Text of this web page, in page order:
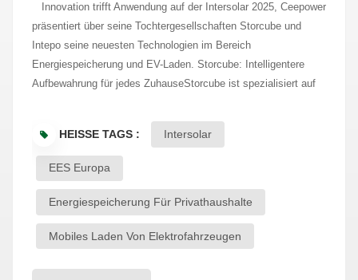
Innovation trifft Anwendung auf der Intersolar 2025, Ceepower
präsentiert über seine Tochtergesellschaften Storcube und
Intepo seine neuesten Technologien im Bereich
Energiespeicherung und EV-Laden. Storcube: Intelligentere
Aufbewahrung für jedes ZuhauseStorcube ist spezialisiert auf
realen Bedarf konzipiert sind:AC Home Storage Systems,
stapelbar und modular, ideal für Balkon- oder
Garteninstallationen mit mehreren KapazitätsoptionenTragbare
Power Stations für den Außen- und mobilen Einsatz, kompakt
und dennoch zuverlässigPVT-Wärmepumpensysteme, die die
Erzeugung von Solarstrom mit Heizung und Warmwasser
kombinieren und so die Effizienz der Photovoltaik
HEISSE TAGS : Intersolar
EES Europa
Energiespeicherung Für Privathaushalte
Mobiles Laden Von Elektrofahrzeugen